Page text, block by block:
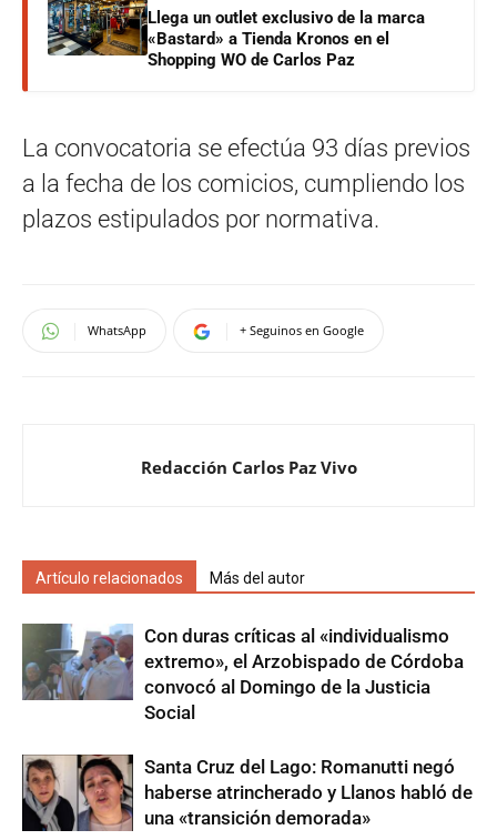
Llega un outlet exclusivo de la marca
«Bastard» a Tienda Kronos en el
Shopping WO de Carlos Paz
La convocatoria se efectúa 93 días previos
a la fecha de los comicios, cumpliendo los
plazos estipulados por normativa.
WhatsApp + Seguinos en Google
Redacción Carlos Paz Vivo
Artículo relacionados Más del autor
Con duras críticas al «individualismo
extremo», el Arzobispado de Córdoba
convocó al Domingo de la Justicia
Social
Santa Cruz del Lago: Romanutti negó
haberse atrincherado y Llanos habló de
una «transición demorada»